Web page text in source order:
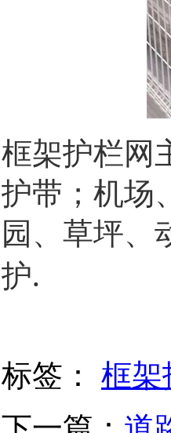
框架护栏网
护带；机场
园、草坪、
护.
标签： 框架